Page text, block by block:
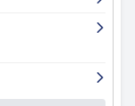
として快適、整頓
ースも好評で
ます。内装は時
ですが、全体的な